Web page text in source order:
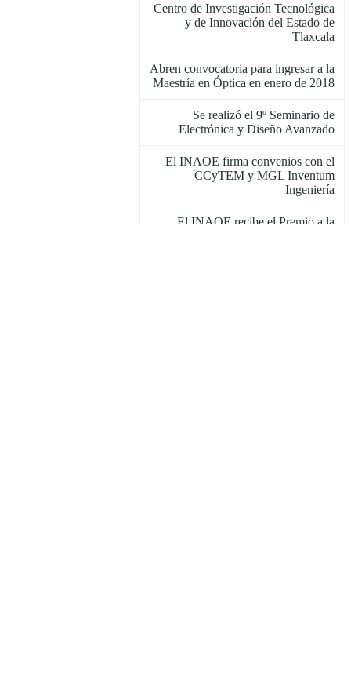
Centro de Investigación Tecnológica
y de Innovación del Estado de
Tlaxcala
Abren convocatoria para ingresar a la
Maestría en Óptica en enero de 2018
Se realizó el 9º Seminario de
Electrónica y Diseño Avanzado
El INAOE firma convenios con el
CCyTEM y MGL Inventum
Ingeniería
El INAOE recibe el Premio a la